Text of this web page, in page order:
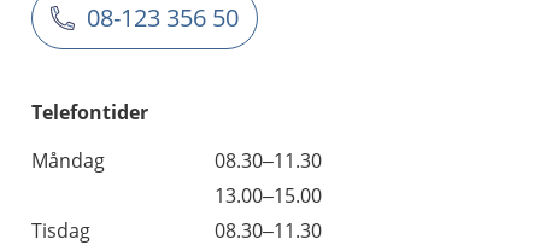
08-123 356 50
Telefontider
Måndag
08.30–11.30
13.00–15.00
Tisdag
08.30–11.30